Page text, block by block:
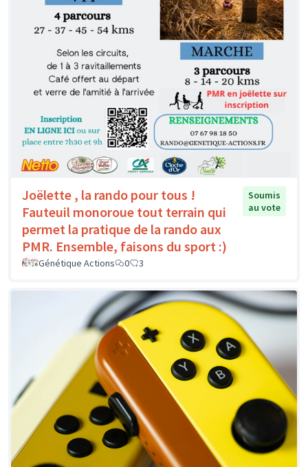
Joëlette , la rando pour tous !
Fauteuil monoroue tout terrain qui
permet la pratique de la rando aux
PMR. Ensemble, faisons du sport :)
Soumis
au vote
Génétique Actions 0 3